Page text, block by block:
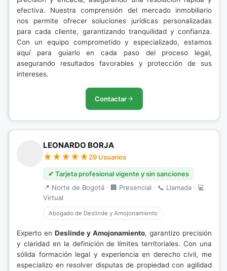
efectiva. Nuestra comprensión del mercado inmobiliario
nos permite ofrecer soluciones jurídicas personalizadas
para cada cliente, garantizando tranquilidad y confianza.
Con un equipo comprometido y especializado, estamos
aquí para guiarlo en cada paso del proceso legal,
asegurando resultados favorables y protección de sus
intereses.
Contactar
LEONARDO BORJA
29 Usuarios
✔ Tarjeta profesional vigente y sin sanciones
📍 Norte de Bogotá · 🏢 Presencial · 📞 Llamada · 💻
Virtual
Abogado de Deslinde y Amojonamiento
Experto en Deslinde y Amojonamiento, garantizo precisión
y claridad en la definición de límites territoriales. Con una
sólida formación legal y experiencia en derecho civil, me
especializo en resolver disputas de propiedad con agilidad